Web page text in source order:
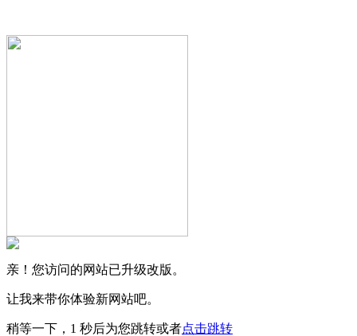
亲！您访问的网站已升级改版。
让我来带你体验新网站吧。
稍等一下， 1 秒后为您跳转或者点击跳转